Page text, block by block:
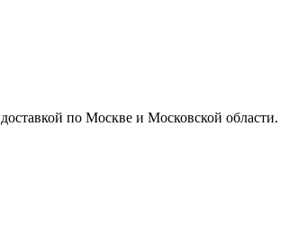
по Москве и Московской области.